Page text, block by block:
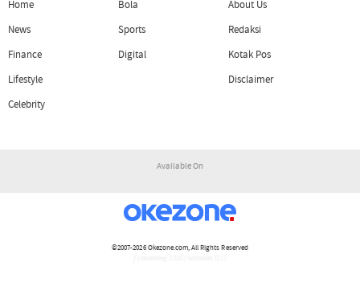
Home
News
Finance
Lifestyle
Celebrity
Bola
Sports
Digital
About Us
Redaksi
Kotak Pos
Disclaimer
Available On
©2007-2026Okezone.com, All Rights Reserved